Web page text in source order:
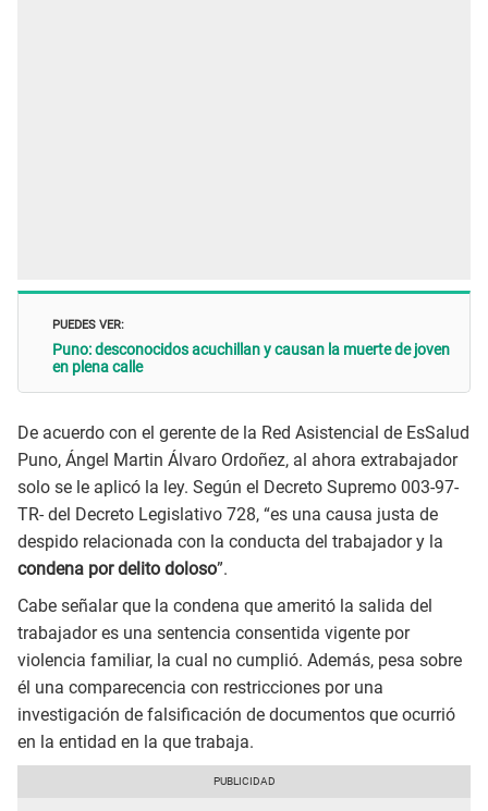
PUEDES VER:
Puno: desconocidos acuchillan y causan la muerte de joven
en plena calle
De acuerdo con el gerente de la Red Asistencial de EsSalud
Puno, Ángel Martin Álvaro Ordoñez, al ahora extrabajador
solo se le aplicó la ley. Según el Decreto Supremo 003-97-
TR- del Decreto Legislativo 728, “es una causa justa de
despido relacionada con la conducta del trabajador y la
condena por delito doloso”.
Cabe señalar que la condena que ameritó la salida del
trabajador es una sentencia consentida vigente por
violencia familiar, la cual no cumplió. Además, pesa sobre
él una comparecencia con restricciones por una
investigación de falsificación de documentos que ocurrió
en la entidad en la que trabaja.